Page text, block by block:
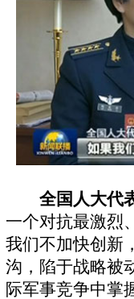
全国人大代
一个对抗最激烈
我们不加快创新
沟，陷于战略被
际军事竞争中掌